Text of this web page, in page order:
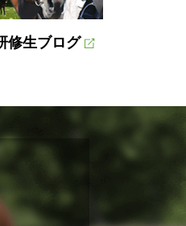
修生ブログ